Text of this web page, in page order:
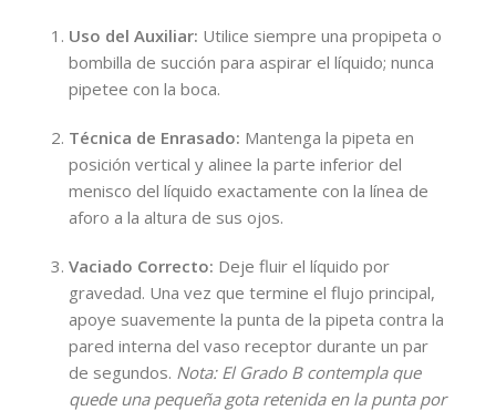
Uso del Auxiliar: Utilice siempre una propipeta o
bombilla de succión para aspirar el líquido; nunca
pipetee con la boca.
Técnica de Enrasado: Mantenga la pipeta en
posición vertical y alinee la parte inferior del
menisco del líquido exactamente con la línea de
aforo a la altura de sus ojos.
Vaciado Correcto: Deje fluir el líquido por
gravedad. Una vez que termine el flujo principal,
apoye suavemente la punta de la pipeta contra la
pared interna del vaso receptor durante un par
de segundos. Nota: El Grado B contempla que
quede una pequeña gota retenida en la punta por